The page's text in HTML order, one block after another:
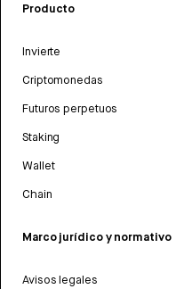
Producto
Invierte
Criptomonedas
Futuros perpetuos
Staking
Wallet
Chain
Marco jurídico y normativo
Avisos legales